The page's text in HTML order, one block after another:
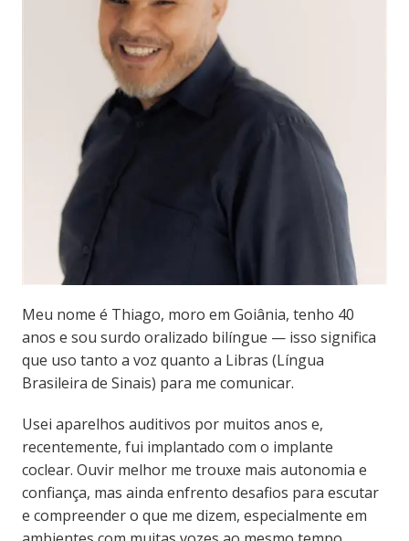
Meu nome é Thiago, moro em Goiânia, tenho 40
anos e sou surdo oralizado bilíngue — isso significa
que uso tanto a voz quanto a Libras (Língua
Brasileira de Sinais) para me comunicar.
Usei aparelhos auditivos por muitos anos e,
recentemente, fui implantado com o implante
coclear. Ouvir melhor me trouxe mais autonomia e
confiança, mas ainda enfrento desafios para escutar
e compreender o que me dizem, especialmente em